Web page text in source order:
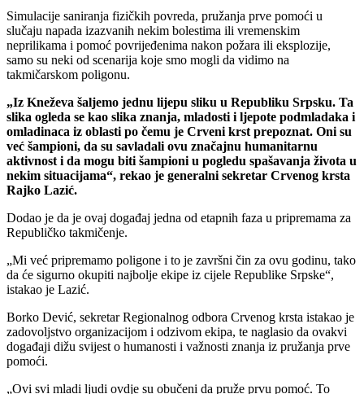
Simulacije saniranja fizičkih povreda, pružanja prve pomoći u
slučaju napada izazvanih nekim bolestima ili vremenskim
neprilikama i pomoć povrijeđenima nakon požara ili eksplozije,
samo su neki od scenarija koje smo mogli da vidimo na
takmičarskom poligonu.
„Iz Kneževa šaljemo jednu lijepu sliku u Republiku Srpsku. Ta
slika ogleda se kao slika znanja, mladosti i ljepote podmladaka i
omladinaca iz oblasti po čemu je Crveni krst prepoznat. Oni su
već šampioni, da su savladali ovu značajnu humanitarnu
aktivnost i da mogu biti šampioni u pogledu spašavanja života u
nekim situacijama“, rekao je generalni sekretar Crvenog krsta
Rajko Lazić.
Dodao je da je ovaj događaj jedna od etapnih faza u pripremama za
Republičko takmičenje.
„Mi već pripremamo poligone i to je završni čin za ovu godinu, tako
da će sigurno okupiti najbolje ekipe iz cijele Republike Srpske“,
istakao je Lazić.
Borko Dević, sekretar Regionalnog odbora Crvenog krsta istakao je
zadovoljstvo organizacijom i odzivom ekipa, te naglasio da ovakvi
događaji dižu svijest o humanosti i važnosti znanja iz pružanja prve
pomoći.
„Ovi svi mladi ljudi ovdje su obučeni da pruže prvu pomoć. To